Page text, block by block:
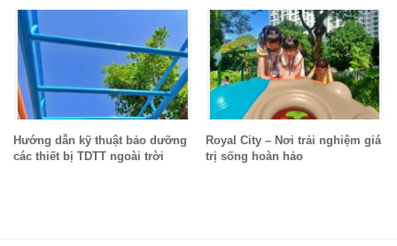
Hướng dẫn kỹ thuật bảo dưỡng
các thiết bị TDTT ngoài trời
Royal City – Nơi trải nghiệm giá
trị sống hoàn hảo